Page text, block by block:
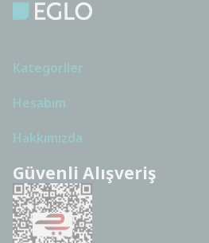
Kategoriler
Hesabım
Hakkımızda
Güvenli Alışveriş